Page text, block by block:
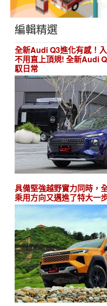
編輯精選
全新Audi Q3進化有感！
不用直上頂規! 全新Audi
馭日常
具備堅強越野實力同時，
乘用方向又邁進了特大一